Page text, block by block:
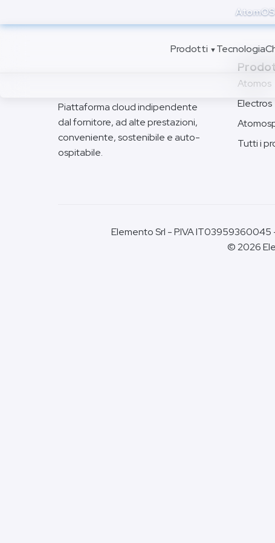
Prodotti ▼ Tecnologia
Piattaforma cloud indipendente
dal fornitore, ad alte prestazioni,
conveniente, sostenibile e auto-
ospitabile.
Atomos
Electros
Tutti i
Elemento Srl - P.IVA
© 2026